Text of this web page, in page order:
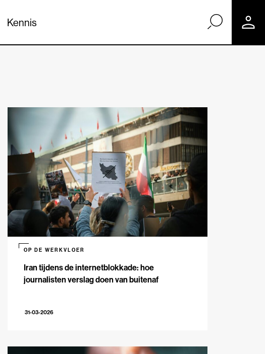
Kennis
Iran tijdens de internetblokkade: hoe
journalisten verslag doen van buitenaf
OP DE WERKVLOER
31-03-2026